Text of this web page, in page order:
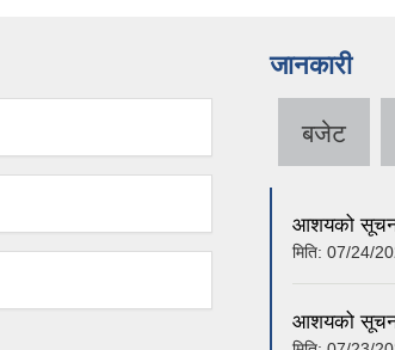
जानकारी
बजेट
आशयको
मिति: 07/24/
आशयको